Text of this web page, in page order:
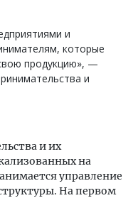
и
которые
продукцию», —
и
и их
на
управление
На первом